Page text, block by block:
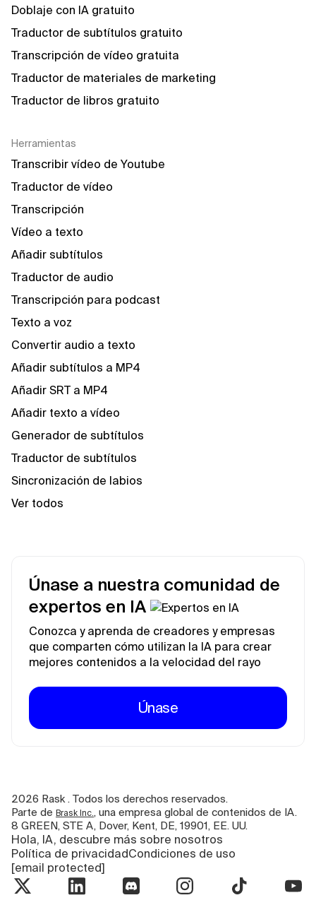
Doblaje con IA gratuito
Traductor de subtítulos gratuito
Transcripción de vídeo gratuita
Traductor de materiales de marketing
Traductor de libros gratuito
Herramientas
Transcribir vídeo de Youtube
Traductor de vídeo
Transcripción
Vídeo a texto
Añadir subtítulos
Traductor de audio
Transcripción para podcast
Texto a voz
Convertir audio a texto
Añadir subtítulos a MP4
Añadir SRT a MP4
Añadir texto a vídeo
Generador de subtítulos
Traductor de subtítulos
Sincronización de labios
Ver todos
Únase a nuestra comunidad de
expertos en IA
Conozca y aprenda de creadores y empresas
que comparten cómo utilizan la IA para crear
mejores contenidos a la velocidad del rayo
Únase
2026 Rask . Todos los derechos reservados.
Parte de Brask Inc. , una empresa global de contenidos de IA.
8 GREEN, STE A, Dover, Kent, DE, 19901, EE. UU.
Hola, IA, descubre más sobre nosotros
Política de privacidadCondiciones de uso
[email protected]